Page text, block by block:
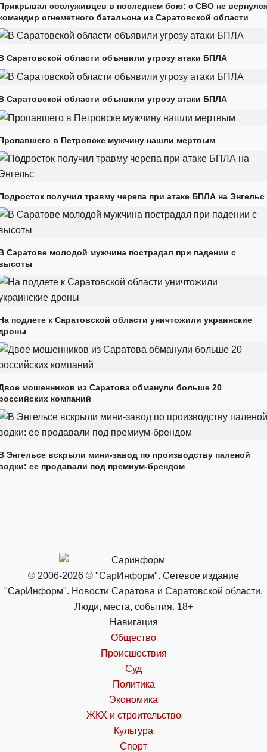
сослуживцев в последнем бою: с СВО не
огнеметного батальона из Саратовской области
Саратовской области объявили угрозу атаки БПЛА
Саратовской области объявили угрозу атаки БПЛА
в Петровске мужчину нашли мертвым
получил травму черепа при атаке БПЛА на Энгельс
Саратове молодой мужчина пострадал при падении с
подлете к Саратовской области уничтожили украинские
мошенников из Саратова обманули больше 20
компаний
Энгельсе вскрыли мини-завод по производству паленой
ее продавали под премиум-брендом
© 2006-2026 © "СарИнформ". Сетевое издание
"СарИнформ". Новости Саратова и Саратовской области.
Люди, места, события. 18+
Навигация
Общество
Происшествия
Суд
Политика
Экономика
ЖКХ и строительство
Культура
Спорт